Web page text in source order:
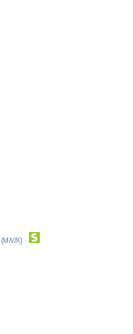
(M/V/X)